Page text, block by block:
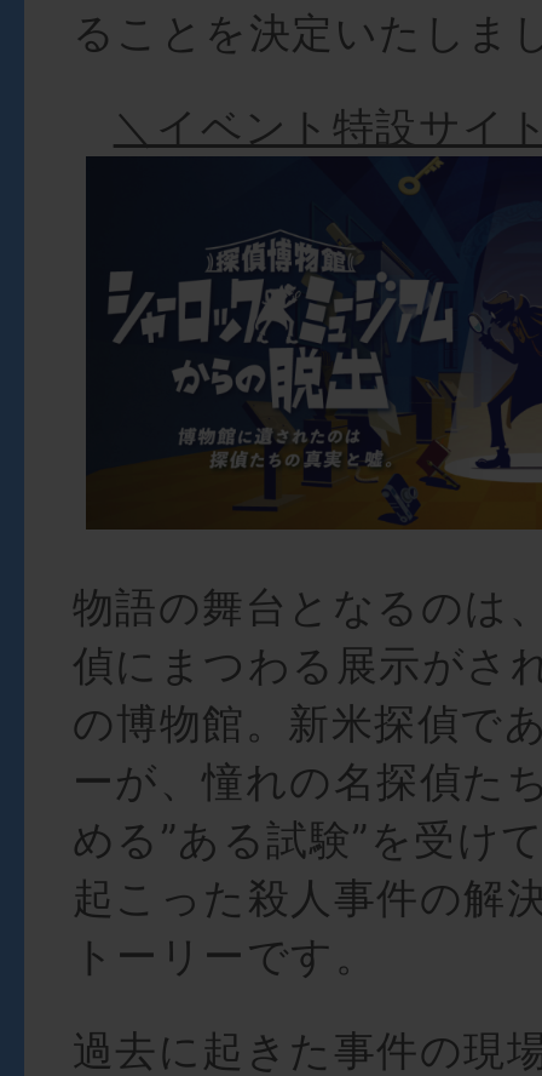
ることを決定いたしま
＼イベント特設サイ
物語の舞台となるのは
偵にまつわる展示がさ
の博物館。新米探偵で
ーが、憧れの名探偵た
める”ある試験”を受け
起こった殺人事件の解
トーリーです。
過去に起きた事件の現